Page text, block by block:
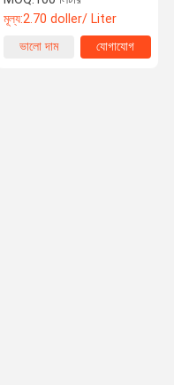
মূল্য:2.70 doller/ Liter
ভালো দাম
যোগাযোগ